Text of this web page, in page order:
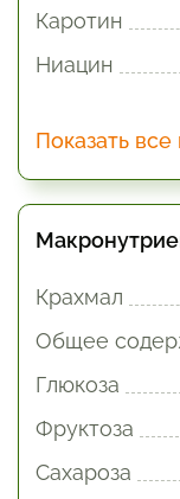
Каротин
Ниацин
Показать
Крахмал
Общее
Глюкоза
Фруктоза
Сахароза